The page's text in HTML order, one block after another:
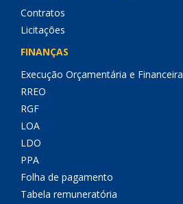
Contratos
Licitações
FINANÇAS
Execução Orçamentária e Financeira
RREO
RGF
LOA
LDO
PPA
Folha de pagamento
Tabela remuneratória